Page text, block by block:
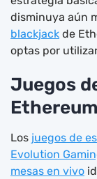
disminuya aún
blackjack de
optas por
Juegos
Ethereum
Los juegos de
Evolution
mesas en vivo